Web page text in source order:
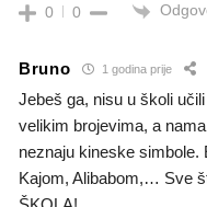
0 0
Bruno 1 godina prije
Jebeš ga, nisu u školi
velikim brojevima, a
neznaju kineske
Kajom, Alibabom,… Sve